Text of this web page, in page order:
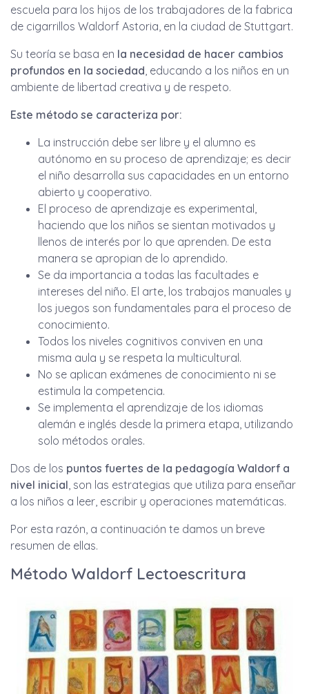
escuela para los hijos de los trabajadores de la fabrica
de cigarrillos Waldorf Astoria, en la ciudad de Stuttgart.
Su teoría se basa en la necesidad de hacer cambios
profundos en la sociedad, educando a los niños en un
ambiente de libertad creativa y de respeto.
Este método se caracteriza por:
La instrucción debe ser libre y el alumno es
autónomo en su proceso de aprendizaje; es decir
el niño desarrolla sus capacidades en un entorno
abierto y cooperativo.
El proceso de aprendizaje es experimental,
haciendo que los niños se sientan motivados y
llenos de interés por lo que aprenden. De esta
manera se apropian de lo aprendido.
Se da importancia a todas las facultades e
intereses del niño. El arte, los trabajos manuales y
los juegos son fundamentales para el proceso de
conocimiento.
Todos los niveles cognitivos conviven en una
misma aula y se respeta la multicultural.
No se aplican exámenes de conocimiento ni se
estimula la competencia.
Se implementa el aprendizaje de los idiomas
alemán e inglés desde la primera etapa, utilizando
solo métodos orales.
Dos de los puntos fuertes de la pedagogía Waldorf a
nivel inicial, son las estrategias que utiliza para enseñar
a los niños a leer, escribir y operaciones matemáticas.
Por esta razón, a continuación te damos un breve
resumen de ellas.
Método Waldorf Lectoescritura